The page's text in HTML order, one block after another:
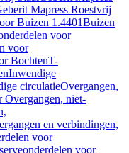
Mapress Roestvrij
Buizen 1.4401Buizen
voor
voor
BochtenT-
Inwendige
circulatieOvergangen,
Overgangen, niet-
en verbindingen,
voor
voor